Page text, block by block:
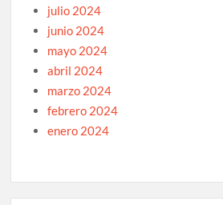
julio 2024
junio 2024
mayo 2024
abril 2024
marzo 2024
febrero 2024
enero 2024